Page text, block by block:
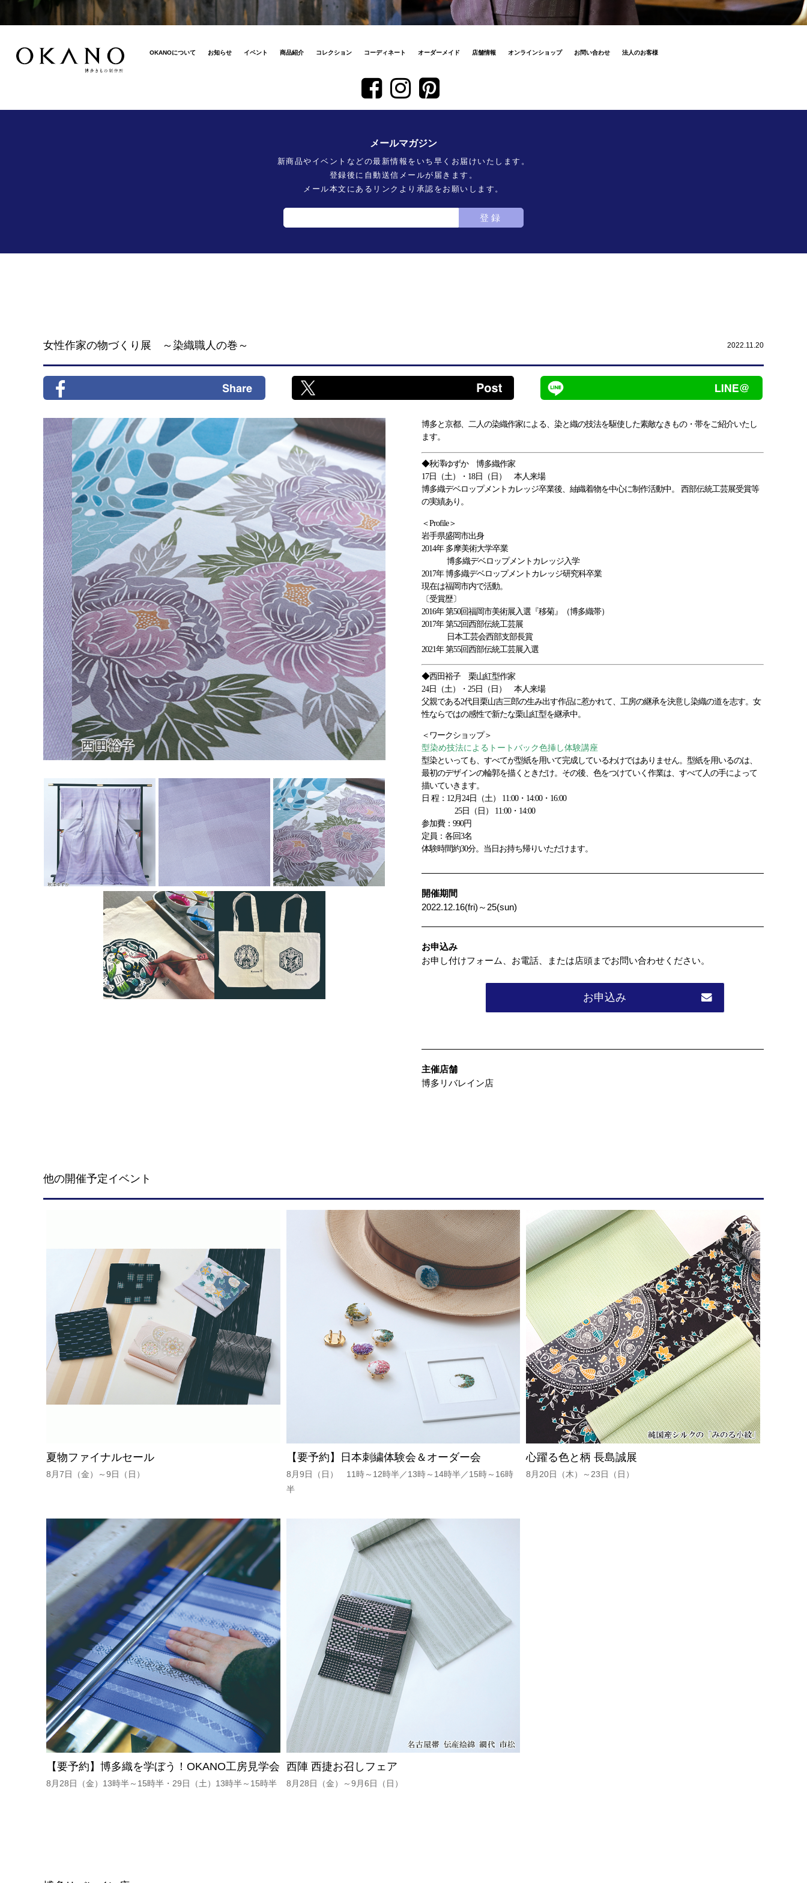
OKANOについて お知らせ イベント 商品紹介 コレクション コーディネート オーダーメイド 店舗情報 オンラインショップ お問い合わせ 法人のお客様
メールマガジン
新商品やイベントなどの最新情報をいち早くお届けいたします。
登録後に自動送信メールが届きます。
メール本文にあるリンクより承認をお願いします。
登録
女性作家の物づくり展 ～染織職人の巻～ 2022.11.20
博多と京都、二人の染織作家による、染と織の技法を駆使した素敵なきもの・帯をご紹介いたし
ます。
◆秋澤ゆずか 博多織作家
17日（土）・18日（日） 本人来場
博多織デベロップメントカレッジ卒業後、紬織着物を中心に制作活動中。 西部伝統工芸展受賞等
の実績あり。
＜Profile＞
岩手県盛岡市出身
2014年 多摩美術大学卒業
博多織デベロップメントカレッジ入学
2017年 博多織デベロップメントカレッジ研究科卒業
現在は福岡市内で活動。
〔受賞歴〕
2016年 第50回福岡市美術展入選『移菊』（博多織帯）
2017年 第52回西部伝統工芸展
日本工芸会西部支部長賞
2021年 第55回西部伝統工芸展入選
◆西田裕子 栗山紅型作家
24日（土）・25日（日） 本人来場
父親である2代目栗山吉三郎の生み出す作品に惹かれて、工房の継承を決意し染織の道を志す。女
性ならではの感性で新たな栗山紅型を継承中。
＜ワークショップ＞
型染め技法によるトートバック色挿し体験講座
型染といっても、すべてが型紙を用いて完成しているわけではありません。型紙を用いるのは、
最初のデザインの輪郭を描くときだけ。その後、色をつけていく作業は、すべて人の手によって
描いていきます。
日 程：12月24日（土） 11:00・14:00・16:00
25日（日） 11:00・14:00
参加費：990円
定員：各回3名
体験時間約30分。当日お持ち帰りいただけます。
開催期間
2022.12.16(fri)～25(sun)
お申込み
お申し付けフォーム、お電話、または店頭までお問い合わせください。
お申込み
主催店舗
博多リバレイン店
他の開催予定イベント
夏物ファイナルセール
8月7日（金）～9日（日）
【要予約】日本刺繍体験会＆オーダー会
8月9日（日） 11時～12時半／13時～14時半／15時～16時
半
心躍る色と柄 長島誠展
8月20日（木）～23日（日）
【要予約】博多織を学ぼう！OKANO工房見学会
8月28日（金）13時半～15時半・29日（土）13時半～15時半
西陣 西捷お召しフェア
8月28日（金）～9月6日（日）